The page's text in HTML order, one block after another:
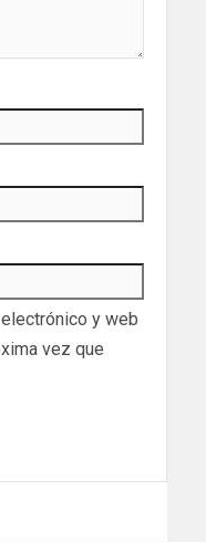
y web
vez que